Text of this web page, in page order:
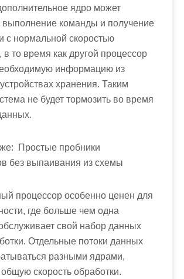
ядро может
выполнение команды и получение
с нормальной скоростью
в то время как другой процессор
информацию из
хранения. Таким
не будет тормозить во время
Простые пробники
без выпаивания из схемы
процессор особенно ценен для
где больше чем одна
свой набор данных
Отдельные потоки данных
разными ядрами,
скорость обработки.